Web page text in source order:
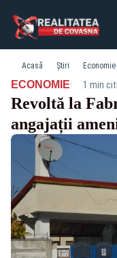
Acasă Știri Economie
ECONOMIE· 1 min
Revoltă la
angajații